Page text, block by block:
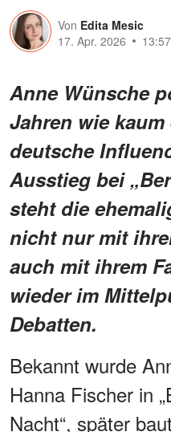
Von Edita Mesic
17. Apr. 2026
13:57
Anne Wünsche
Jahren wie
deutsche
Ausstieg bei
steht die
nicht nur mit
auch mit ihrem
wieder im
Debatten.
Bekannt wurde
Hanna Fischer in
Nacht“, später